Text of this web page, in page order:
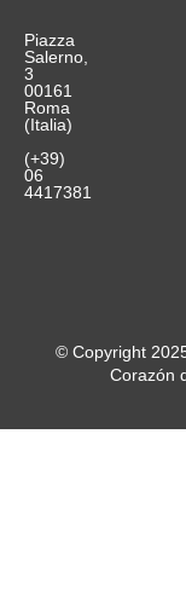
Piazza
Salerno,
3
00161
Roma
(Italia)
(+39)
06
4417381
© Copyright
Corazón